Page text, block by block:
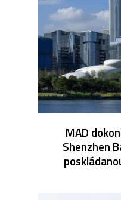
MAD
Shenzhen